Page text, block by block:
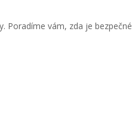
Poradíme vám, zda je bezpečné